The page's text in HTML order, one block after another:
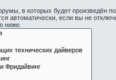
в которых будет произведён
автоматически, если вы не
ниже.